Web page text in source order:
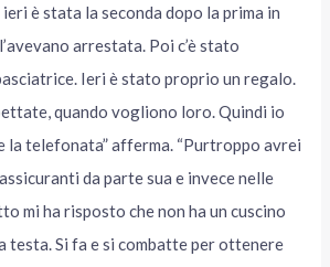
è stata la seconda dopo la prima in
arrestata. Poi c’è stato
Ieri è stato proprio un regalo.
quando vogliono loro. Quindi io
la telefonata” afferma. “Purtroppo avrei
da parte sua e invece nelle
mi ha risposto che non ha un cuscino
testa. Si fa e si combatte per ottenere